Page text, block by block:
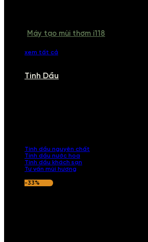
Máy tạo mùi thơm i118
xem tất cả
Tinh Dầu
Tinh dầu nguyên chất
Tinh dầu nước hoa
Tinh dầu khách sạn
Tư vấn mùi hương
-33%